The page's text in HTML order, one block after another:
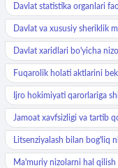
Davlat statistika organlari
Davlat va xususiy sheriklik
Davlat xaridlari bo'yicha
Fuqarolik holati aktlarini
Ijro hokimiyati qarorlariga
Jamoat xavfsizligi va tartib
Litsenziyalash bilan bog'liq
Ma'muriy nizolarni hal qilish